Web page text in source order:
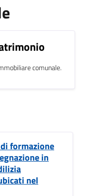
comunale.
formazione
in
nel